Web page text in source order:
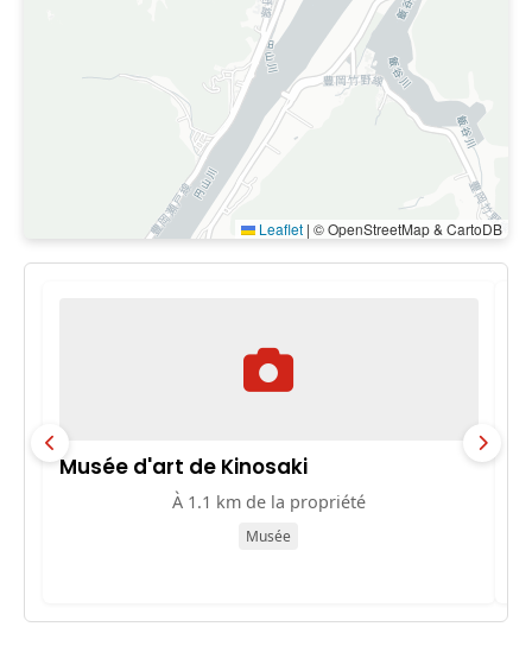
Leaflet | © OpenStreetMap & CartoDB
Musée d'art de Kinosaki
À 1.1 km de la propriété
Musée